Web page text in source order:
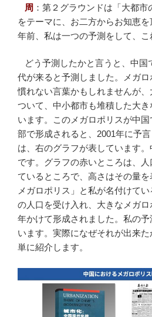
周 ： 第２グラウンドは「大都市
をテーマに、お二方からお知恵
年前、私は一つの予測をして、こ
どう予測したかと言うと、中国
代が来ると予測しました。メガ
慣れない言葉かもしれませんが
ついて、中小都市も堆積した大
います。このメガロポリスが中
部で形成されると、2001年に予
は、右のグラフが表しています
です。グラフの赤いところは、
ているところで、高さはその量
メガロポリス」と私が名付けて
の人口を受け入れ、大きなメガ
年かけて形成されました。私の
います。実際になぜそれが出来
単に紹介します。